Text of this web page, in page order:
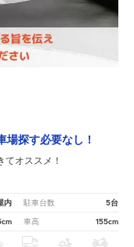
場探す必要なし！
てオススメ！
内 駐車台数 5台
車高 155cm